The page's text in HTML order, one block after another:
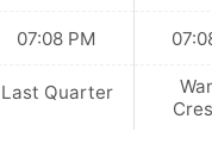
07:08 PM
Last Quarter